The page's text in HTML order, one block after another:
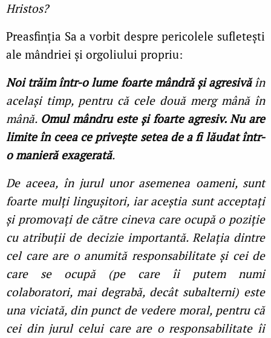
Hristos?
Preasfinția Sa a vorbit despre pericolele sufletești
ale mândriei și orgoliului propriu:
Noi trăim într-o lume foarte mândră și agresivăîn
același timp, pentru că cele două merg mână în
mână. Omul mândru este și foarte agresiv. Nu are
limite în ceea ce privește setea de a fi lăudat într-
o manieră exagerată.
De aceea, în jurul unor asemenea oameni, sunt
foarte mulţi lingușitori, iar aceștia sunt acceptaţi
și promovaţi de către cineva care ocupă o poziţie
cu atribuţii de decizie importantă. Relaţia dintre
cel care are o anumită responsabilitate și cei de
care se ocupă (pe care îi putem numi
colaboratori, mai degrabă, decât subalterni) este
una viciată, din punct de vedere moral, pentru că
cei din jurul celui care are o responsabilitate îi